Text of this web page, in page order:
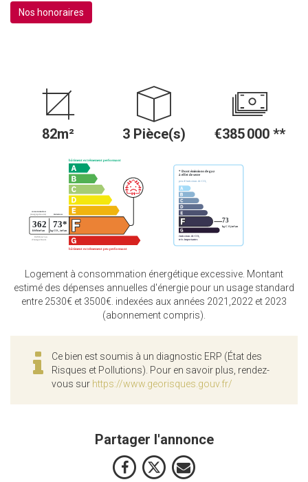
Nos honoraires
82m² 3 Pièce(s) €385 000 **
Logement à consommation énergétique excessive. Montant
estimé des dépenses annuelles d'énergie pour un usage standard
entre 2530€ et 3500€. indexées aux années 2021,2022 et 2023
(abonnement compris).
Ce bien est soumis à un diagnostic ERP (État des
Risques et Pollutions). Pour en savoir plus, rendez-
vous sur https://www.georisques.gouv.fr/
Partager l'annonce